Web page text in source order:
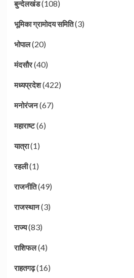
बुन्देलखंड(108)
भूमिका ग्रामोदय समिति(3)
भोपाल(20)
मंदसौर(40)
मध्यप्रदेश(422)
मनोरंजन(67)
महाराष्ट(6)
यात्रा(1)
रहली(1)
राजनीति(49)
राजस्थान(3)
राज्य(83)
राशिफल(4)
राहतगढ़(16)